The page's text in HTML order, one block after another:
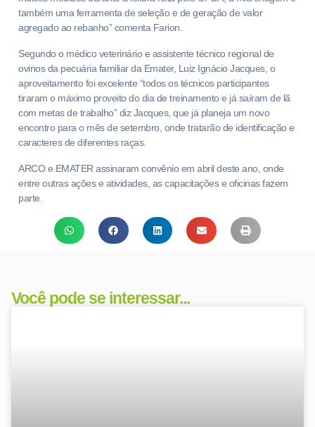
também uma ferramenta de seleção e de geração de valor
agregado ao rebanho” comenta Farion.
Segundo o médico veterinário e assistente técnico regional de
ovinos da pecuária familiar da Emater, Luiz Ignácio Jacques, o
aproveitamento foi excelente “todos os técnicos participantes
tiraram o máximo proveito do dia de treinamento e já saíram de lã
com metas de trabalho” diz Jacques, que já planeja um novo
encontro para o mês de setembro, onde tratarão de identificação e
caracteres de diferentes raças.
ARCO e EMATER assinaram convênio em abril deste ano, onde
entre outras ações e atividades, as capacitações e oficinas fazem
parte.
Você pode se interessar...